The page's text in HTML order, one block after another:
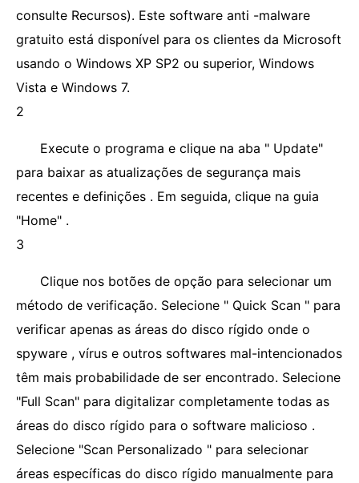
consulte Recursos). Este software anti -malware
gratuito está disponível para os clientes da Microsoft
usando o Windows XP SP2 ou superior, Windows
Vista e Windows 7.
2
Execute o programa e clique na aba " Update"
para baixar as atualizações de segurança mais
recentes e definições . Em seguida, clique na guia
"Home" .
3
Clique nos botões de opção para selecionar um
método de verificação. Selecione " Quick Scan " para
verificar apenas as áreas do disco rígido onde o
spyware , vírus e outros softwares mal-intencionados
têm mais probabilidade de ser encontrado. Selecione
"Full Scan" para digitalizar completamente todas as
áreas do disco rígido para o software malicioso .
Selecione "Scan Personalizado " para selecionar
áreas específicas do disco rígido manualmente para